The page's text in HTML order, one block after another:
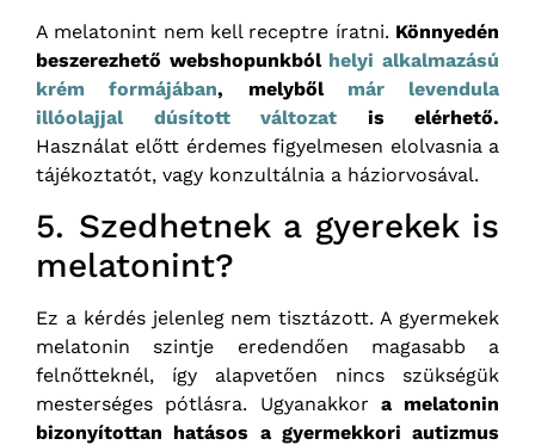
A melatonint nem kell receptre íratni. Könnyedén
beszerezhető webshopunkból helyi alkalmazású
krém formájában, melyből már levendula
illóolajjal dúsított változat is elérhető.
Használat előtt érdemes figyelmesen elolvasnia a
tájékoztatót, vagy konzultálnia a háziorvosával.
5. Szedhetnek a gyerekek is
melatonint?
Ez a kérdés jelenleg nem tisztázott. A gyermekek
melatonin szintje eredendően magasabb a
felnőtteknél, így alapvetően nincs szükségük
mesterséges pótlásra. Ugyanakkor a melatonin
bizonyítottan hatásos a gyermekkori autizmus